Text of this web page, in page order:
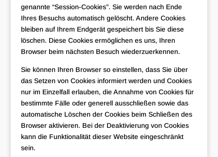
genannte “Session-Cookies”. Sie werden nach Ende
Ihres Besuchs automatisch gelöscht. Andere Cookies
bleiben auf Ihrem Endgerät gespeichert bis Sie diese
löschen. Diese Cookies ermöglichen es uns, Ihren
Browser beim nächsten Besuch wiederzuerkennen.
Sie können Ihren Browser so einstellen, dass Sie über
das Setzen von Cookies informiert werden und Cookies
nur im Einzelfall erlauben, die Annahme von Cookies für
bestimmte Fälle oder generell ausschließen sowie das
automatische Löschen der Cookies beim Schließen des
Browser aktivieren. Bei der Deaktivierung von Cookies
kann die Funktionalität dieser Website eingeschränkt
sein.